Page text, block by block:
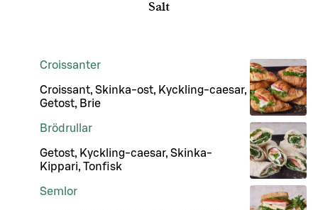
Salt
Croissanter
Croissant, Skinka-ost, Kyckling-caesar,
Getost, Brie
Brödrullar
Getost, Kyckling-caesar, Skinka-
Kippari, Tonfisk
Semlor